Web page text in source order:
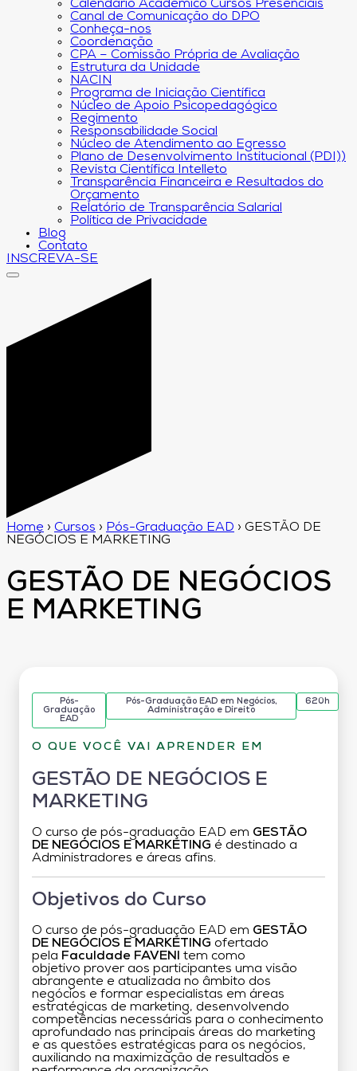
Calendário Acadêmico Cursos Presenciais
Canal de Comunicação do DPO
Conheça-nos
Coordenação
CPA – Comissão Própria de Avaliação
Estrutura da Unidade
NACIN
Programa de Iniciação Científica
Núcleo de Apoio Psicopedagógico
Regimento
Responsabilidade Social
Núcleo de Atendimento ao Egresso
Plano de Desenvolvimento Institucional (PDI))
Revista Científica Intelleto
Transparência Financeira e Resultados do
Orçamento
Relatório de Transparência Salarial
Política de Privacidade
Blog
Contato
INSCREVA-SE
Home › Cursos › Pós-Graduação EAD › GESTÃO DE
NEGÓCIOS E MARKETING
GESTÃO DE NEGÓCIOS
E MARKETING
Pós-
Graduação
EAD
Pós-Graduação EAD em Negócios,
Administração e Direito
620h
O QUE VOCÊ VAI APRENDER EM
GESTÃO DE NEGÓCIOS E
MARKETING
O curso de pós-graduação EAD em GESTÃO
DE NEGÓCIOS E MARKETING é destinado a
Administradores e áreas afins.
Objetivos do Curso
O curso de pós-graduação EAD em GESTÃO
DE NEGÓCIOS E MARKETING ofertado
pela Faculdade FAVENI
tem como
objetivo prover aos participantes uma visão
abrangente e atualizada no âmbito dos
negócios e formar especialistas em áreas
estratégicas de marketing, desenvolvendo
competências necessárias para o conhecimento
aprofundado nas principais áreas do marketing
e as questões estratégicas para os negócios,
auxiliando na maximização de resultados e